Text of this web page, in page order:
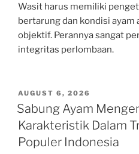
Wasit harus memiliki
bertarung dan kondisi ayam
objektif. Perannya sangat
integritas perlombaan.
POSTED
ON
AUGUST 6, 2026
Sabung Ayam
Karakteristik Dalam
Populer Indonesia